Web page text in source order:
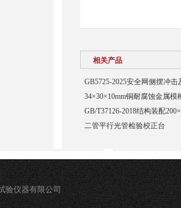
相关产品
GB5725-2025安全网侧摆冲
34×30×10mm铜耐腐蚀金属模
GB/T37126-2018结构装配
二管平行光管检验校正台
验仪器有限公司